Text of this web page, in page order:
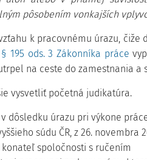
pôsobením vonkajších
k pracovnému úrazu, čiže
§ 195 ods. 3 Zákonníka práce
na ceste do zamestnania a
vysvetliť početná judikatúra.
dôsledku úrazu pri výkone
súdu ČR, z 26. novembra
konateľ spoločnosti s ručením